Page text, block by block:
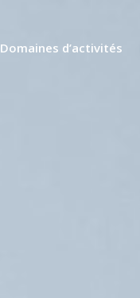
Domaines d’activités